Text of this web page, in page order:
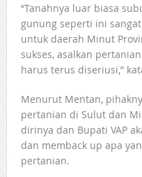
“Tanahnya luar biasa
gunung seperti ini
untuk daerah Minut
sukses, asalkan
harus terus diseriusi,”
Menurut Mentan,
pertanian di Sulut dan
dirinya dan Bupati VAP
dan memback up apa
pertanian.